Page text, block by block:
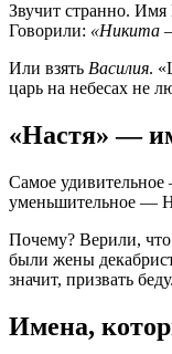
Звучит странно.
Говорили: «Никита
Или взять Василия.
царь на небесах не
«Настя» —
Самое
уменьшительное —
Почему? Верили, что
были жены
значит, призвать беду.
Имена,